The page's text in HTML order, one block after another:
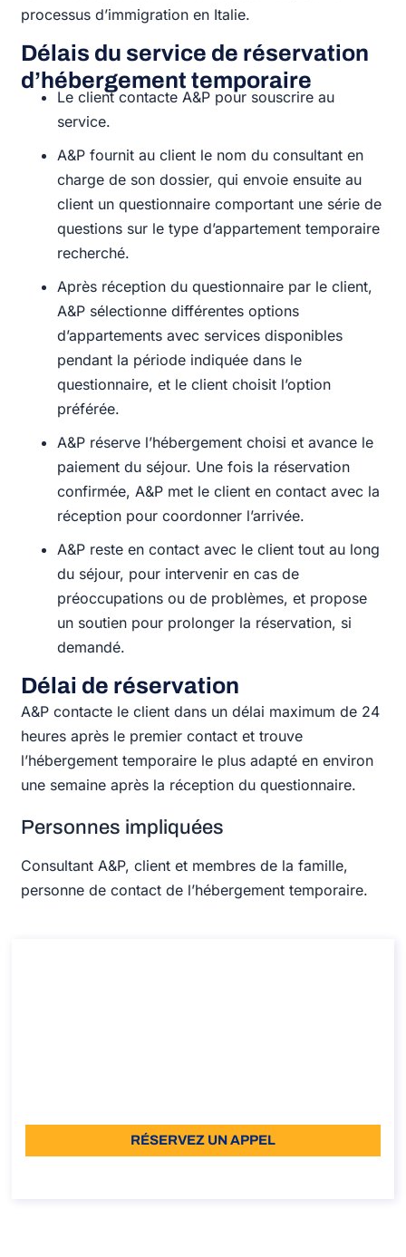
processus d’immigration en Italie.
Délais du service de réservation
d’hébergement temporaire
Le client contacte A&P pour souscrire au
service.
A&P fournit au client le nom du consultant en
charge de son dossier, qui envoie ensuite au
client un questionnaire comportant une série de
questions sur le type d’appartement temporaire
recherché.
Après réception du questionnaire par le client,
A&P sélectionne différentes options
d’appartements avec services disponibles
pendant la période indiquée dans le
questionnaire, et le client choisit l’option
préférée.
A&P réserve l’hébergement choisi et avance le
paiement du séjour. Une fois la réservation
confirmée, A&P met le client en contact avec la
réception pour coordonner l’arrivée.
A&P reste en contact avec le client tout au long
du séjour, pour intervenir en cas de
préoccupations ou de problèmes, et propose
un soutien pour prolonger la réservation, si
demandé.
Délai de réservation
A&P contacte le client dans un délai maximum de 24
heures après le premier contact et trouve
l’hébergement temporaire le plus adapté en environ
une semaine après la réception du questionnaire.
Personnes impliquées
Consultant A&P, client et membres de la famille,
personne de contact de l’hébergement temporaire.
RÉSERVEZ UN APPEL